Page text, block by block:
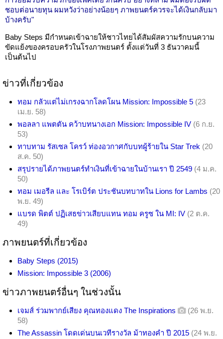
ชอบต่อนายทุน ผมหวังว่าอย่างน้อยๆ ภาพยนตร์ควรจะได้เงินกลับมา
บ้างครับ"
Baby Steps มีกำหนดเข้าฉายให้ชาวไทยได้สัมผัสความรักบนความ
ขัดแย้งของครอบครัวในโรงภาพยนตร์ ตั้งแต่วันที่ 3 ธันวาคมนี้
เป็นต้นไป
ข่าวที่เกี่ยวข้อง
ทอม กลัวแต่ไม่เกรงฉากโลดโผน Mission: Impossible 5 (23
เม.ย. 58)
พอลลา แพตตัน คว้าบทนางเอก Mission: Impossible IV (6 ก.ย.
53)
ทาบทาม รัสเซล โครว์ ท่องอวกาศกับบทผู้ร้ายใน Star Trek (20
ส.ค. 50)
สรุปรายได้ภาพยนตร์ทำเงินที่เข้าฉายในบ้านเรา ปี 2549 (4 ม.ค.
50)
ทอม เมอรีล และ โรเบิร์ต ประชันบทบาทใน Lions for Lambs (20
พ.ย. 49)
แบรด พิตต์ ปฏิเสธข่าวเสียบแทน ทอม ครูซ ใน MI: IV (2 ต.ค.
49)
ภาพยนตร์ที่เกี่ยวข้อง
Baby Steps (2015)
Mission: Impossible 3 (2006)
ข่าวภาพยนตร์อื่นๆ ในช่วงนั้น
เจมส์ ร่วมพากย์เสียง คุณทองแดง The Inspirations
(26 พ.ย.
58)
The Assassin โดดเด่นบนเวทีรางวัล ม้าทองคำ ปี 2015 (24 พ.ย.